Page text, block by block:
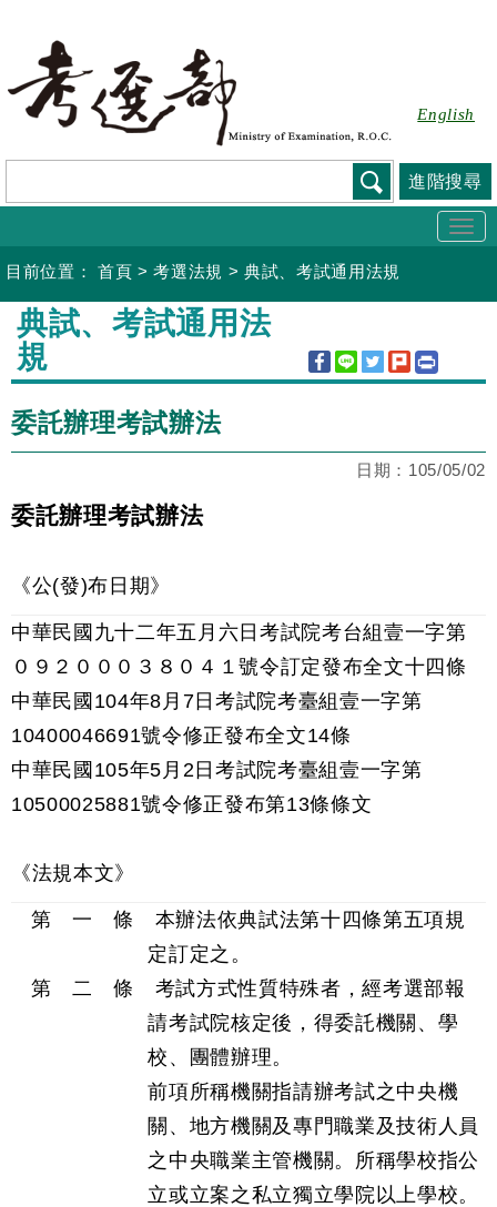
要
容
English
進階搜尋
目前位置： 首頁 >考選法規 >典試、考試通用法規
:::
典試、考試通用法
規
委託辦理考試辦法
日期： 105/05/02
委託辦理考試辦法
《公(發)布日期》
中華民國九十二年五月六日考試院考台組壹一字第
０９２０００３８０４１號令訂定發布全文十四條
中華民國104年8月7日考試院考臺組壹一字第
10400046691號令修正發布全文14條
中華民國105年5月2日考試院考臺組壹一字第
10500025881號令修正發布第13條條文
《法規本文》
第 一 條 本辦法依典試法第十四條第五項規
定訂定之。
第 二 條 考試方式性質特殊者，經考選部報
請考試院核定後，得委託機關、學
校、團體辦理。
前項所稱機關指請辦考試之中央機
關、地方機關及專門職業及技術人員
之中央職業主管機關。所稱學校指公
立或立案之私立獨立學院以上學校。